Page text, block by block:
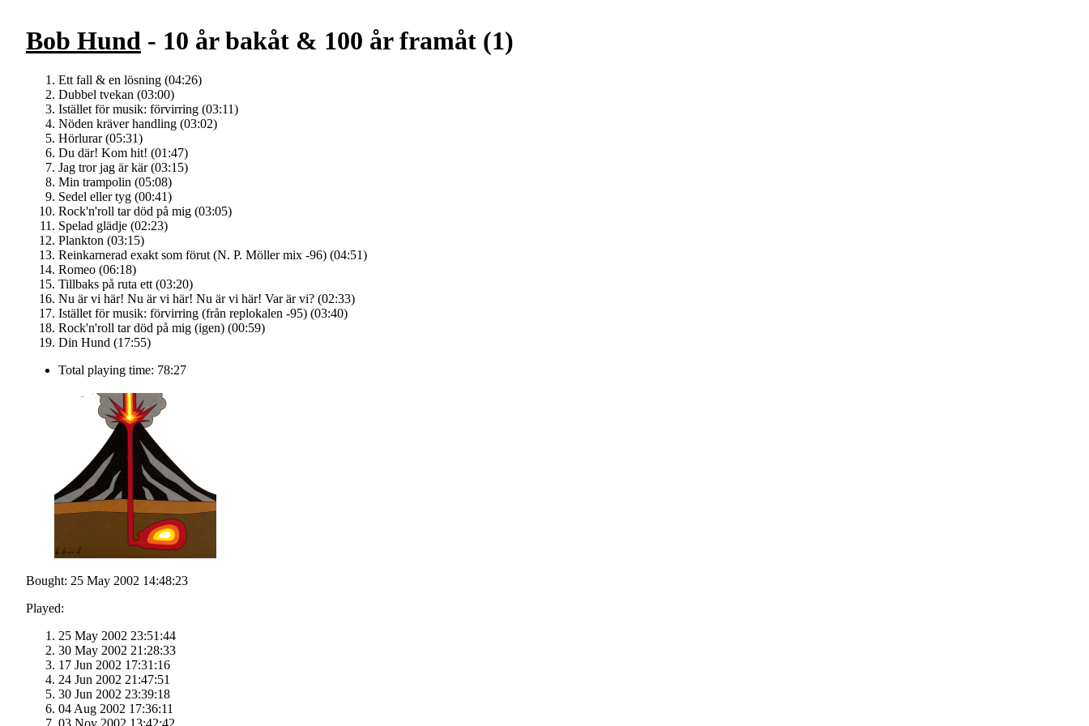
Bob Hund - 10 år bakåt & 100 år framåt (1)
Ett fall & en lösning (04:26)
Dubbel tvekan (03:00)
Istället för musik: förvirring (03:11)
Nöden kräver handling (03:02)
Hörlurar (05:31)
Du där! Kom hit! (01:47)
Jag tror jag är kär (03:15)
Min trampolin (05:08)
Sedel eller tyg (00:41)
Rock'n'roll tar död på mig (03:05)
Spelad glädje (02:23)
Plankton (03:15)
Reinkarnerad exakt som förut (N. P. Möller mix -96) (04:51)
Romeo (06:18)
Tillbaks på ruta ett (03:20)
Nu är vi här! Nu är vi här! Nu är vi här! Var är vi? (02:33)
Istället för musik: förvirring (från replokalen -95) (03:40)
Rock'n'roll tar död på mig (igen) (00:59)
Din Hund (17:55)
Total playing time: 78:27
Bought: 25 May 2002 14:48:23
Played:
25 May 2002 23:51:44
30 May 2002 21:28:33
17 Jun 2002 17:31:16
24 Jun 2002 21:47:51
30 Jun 2002 23:39:18
04 Aug 2002 17:36:11